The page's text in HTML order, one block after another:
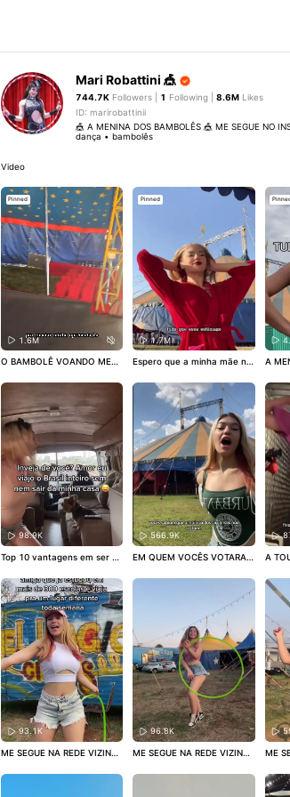
Mari Robattini 🎪
744.7K Followers | 1 Following |8.6M Likes
ID: marirobattinii
🎪 A MENINA DOS BAMBOLÊS 🎪 ME SEGUE NO
dança • bambolês
Video
Pinned
1.6M
O BAMBOLÊ VOANDO MEU
#circense #viral #fy #bambo
Pinned
1.7M
Espero que a minha mãe nã
JJ eu sou mto saudável#cir
cense #circo #viral
A
iral
98.9K
Top 10 vantagens em ser cir
IG! @marirobattini ⚠️#circe
nse #viral #fy #circo #fyp
566.9K
EM QUEM VOCÊS VOTARAM
#Eleições2022 #domingoeuv
A
i ⚠️
93.1K
ME SEGUE NA REDE VIZINH
o #bambole #viral #fy #circe
96.8K
ME SEGUE NA REDE VIZINH
o #bambole #viral #fy #circe
ME
o
e